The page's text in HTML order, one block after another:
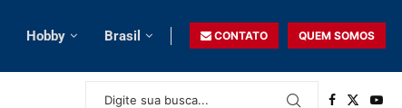
Hobby Brasil CONTATO QUEM SOMOS